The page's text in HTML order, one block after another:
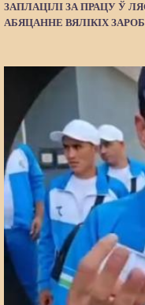
ЗАПЛАЦІЛІ ЗА ПРАЦУ Ў
АБЯЦАННЕ ВЯЛІКІХ